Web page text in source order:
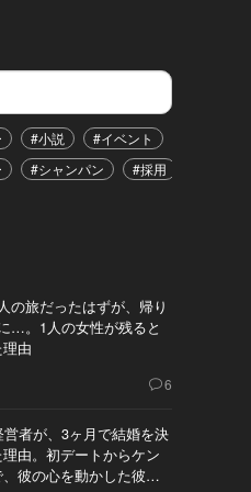
#小説 #イベント
#シャンパン #採用
の旅だったはずが、帰り
…。1人の女性が残ると
由
6
営者が、3ヶ月で結婚を決
由。初デートからケン
彼の心を動かした彼女